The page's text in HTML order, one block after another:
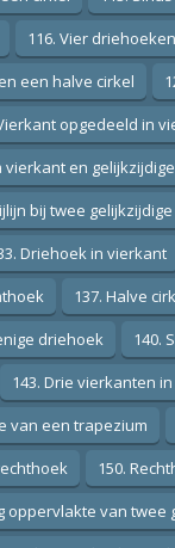
116. Vier
een halve cirkel
opgedeeld in
vierkant en
bij twee
Driehoek in vierkant
137. Halve
driehoek
140.
143. Drie vierkanten
van een trapezium
150.
oppervlakte van